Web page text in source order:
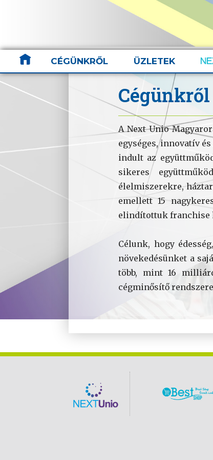
CÉGÜNKRŐL ÜZLETEK
Cégünkről
A Next Unio
egységes, innovatív
indult az
sikeres
élelmiszerekre,
emellett 15
elindítottuk franchise
Célunk, hogy
növekedésünket a
több, mint 16
cégminősítő